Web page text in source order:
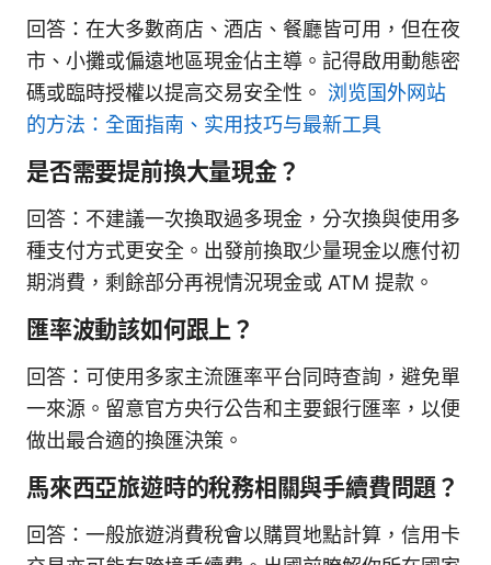
回答：在大多數商店、酒店、餐廳皆可用，但在夜
市、小攤或偏遠地區現金佔主導。記得啟用動態密
碼或臨時授權以提高交易安全性。 浏览国外网站
的方法：全面指南、实用技巧与最新工具
是否需要提前換大量現金？
回答：不建議一次換取過多現金，分次換與使用多
種支付方式更安全。出發前換取少量現金以應付初
期消費，剩餘部分再視情況現金或 ATM 提款。
匯率波動該如何跟上？
回答：可使用多家主流匯率平台同時查詢，避免單
一來源。留意官方央行公告和主要銀行匯率，以便
做出最合適的換匯決策。
馬來西亞旅遊時的稅務相關與手續費問題？
回答：一般旅遊消費稅會以購買地點計算，信用卡